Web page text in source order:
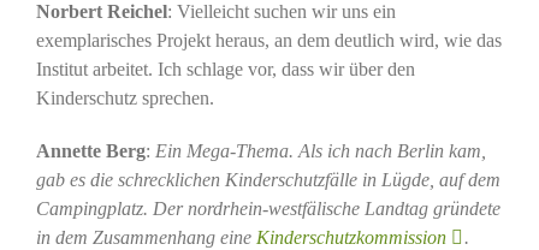
Norbert Reichel: Vielleicht suchen wir uns ein
exemplarisches Projekt heraus, an dem deutlich wird, wie das
Institut arbeitet. Ich schlage vor, dass wir über den
Kinderschutz sprechen.
Annette Berg: Ein Mega-Thema. Als ich nach Berlin kam,
gab es die schrecklichen Kinderschutzfälle in Lügde, auf dem
Campingplatz. Der nordrhein-westfälische Landtag gründete
in dem Zusammenhang eine Kinderschutzkommission
.